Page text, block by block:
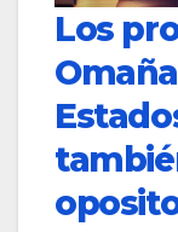
Los